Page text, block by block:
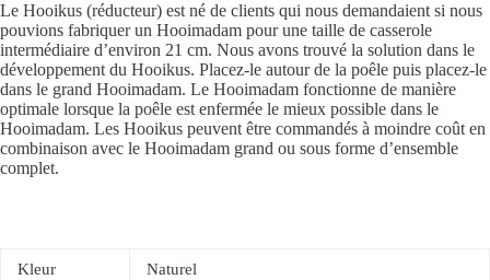
Le Hooikus (réducteur) est né de clients qui nous demandaient si nous
pouvions fabriquer un Hooimadam pour une taille de casserole
intermédiaire d’environ 21 cm. Nous avons trouvé la solution dans le
développement du Hooikus. Placez-le autour de la poêle puis placez-le
dans le grand Hooimadam. Le Hooimadam fonctionne de manière
optimale lorsque la poêle est enfermée le mieux possible dans le
Hooimadam. Les Hooikus peuvent être commandés à moindre coût en
combinaison avec le Hooimadam grand ou sous forme d’ensemble
complet.
Kleur Naturel